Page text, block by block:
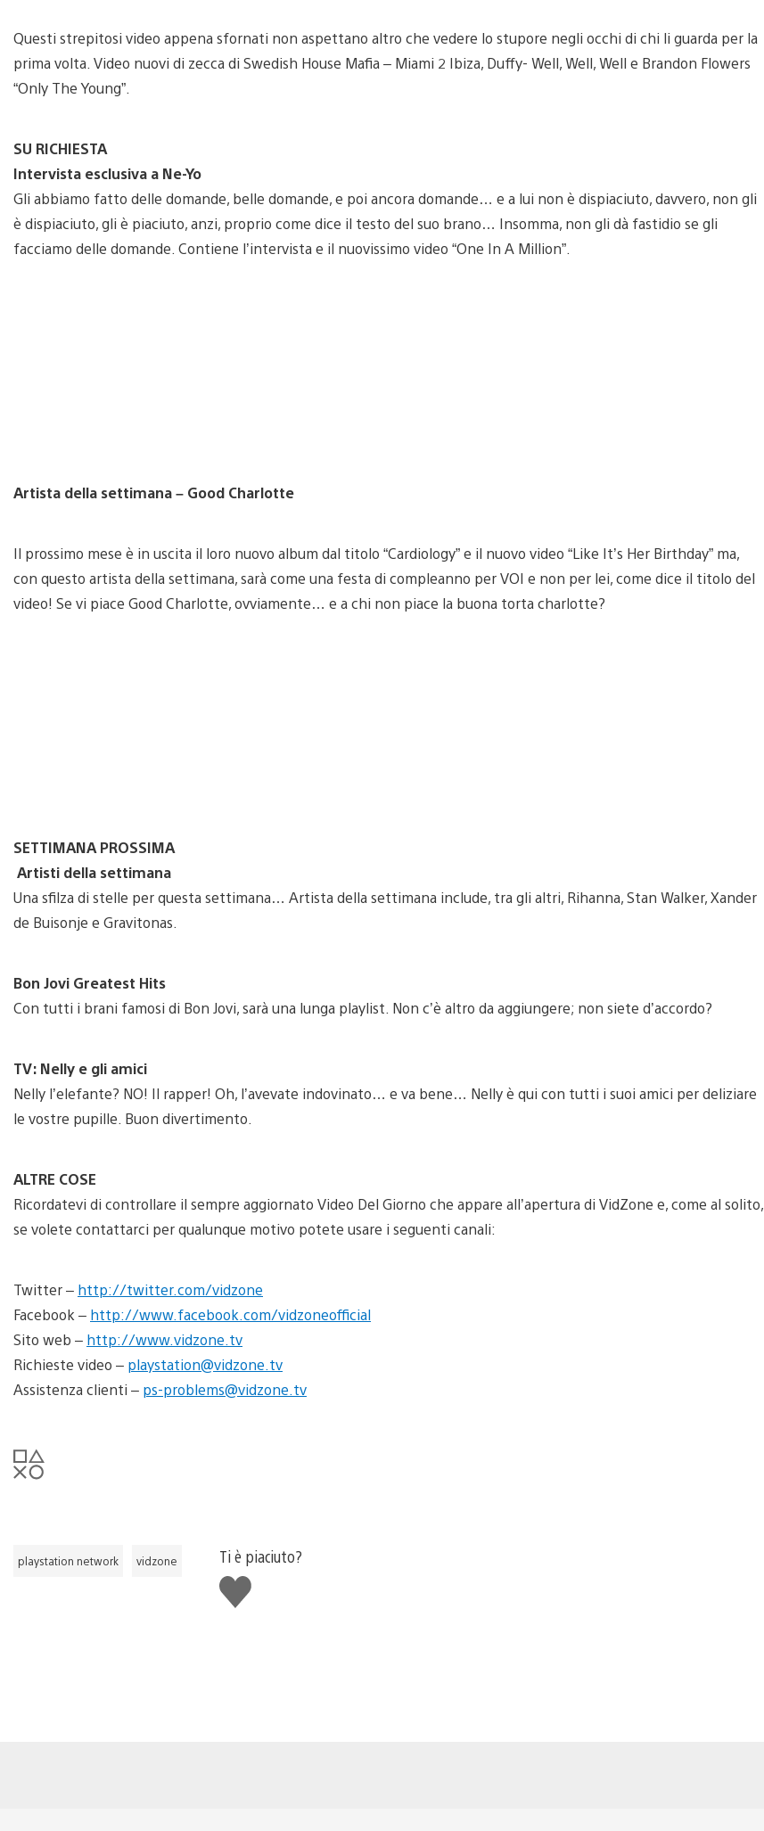
Questi strepitosi video appena sfornati non aspettano altro che vedere lo stupore negli occhi di chi li guarda per la
prima volta. Video nuovi di zecca di Swedish House Mafia – Miami 2 Ibiza, Duffy- Well, Well, Well e Brandon Flowers
“Only The Young”.
SU RICHIESTA
Intervista esclusiva a Ne-Yo
Gli abbiamo fatto delle domande, belle domande, e poi ancora domande… e a lui non è dispiaciuto, davvero, non gli
è dispiaciuto, gli è piaciuto, anzi, proprio come dice il testo del suo brano… Insomma, non gli dà fastidio se gli
facciamo delle domande. Contiene l’intervista e il nuovissimo video “One In A Million”.
Artista della settimana – Good Charlotte
Il prossimo mese è in uscita il loro nuovo album dal titolo “Cardiology” e il nuovo video “Like It’s Her Birthday” ma,
con questo artista della settimana, sarà come una festa di compleanno per VOI e non per lei, come dice il titolo del
video! Se vi piace Good Charlotte, ovviamente… e a chi non piace la buona torta charlotte?
SETTIMANA PROSSIMA
Artisti della settimana
Una sfilza di stelle per questa settimana… Artista della settimana include, tra gli altri, Rihanna, Stan Walker, Xander
de Buisonje e Gravitonas.
Bon Jovi Greatest Hits
Con tutti i brani famosi di Bon Jovi, sarà una lunga playlist. Non c’è altro da aggiungere; non siete d’accordo?
TV: Nelly e gli amici
Nelly l’elefante? NO! Il rapper! Oh, l’avevate indovinato… e va bene… Nelly è qui con tutti i suoi amici per deliziare
le vostre pupille. Buon divertimento.
ALTRE COSE
Ricordatevi di controllare il sempre aggiornato Video Del Giorno che appare all’apertura di VidZone e, come al solito,
se volete contattarci per qualunque motivo potete usare i seguenti canali:
Twitter – http://twitter.com/vidzone
Facebook – http://www.facebook.com/vidzoneofficial
Sito web – http://www.vidzone.tv
Richieste video – playstation@vidzone.tv
Assistenza clienti – ps-problems@vidzone.tv
playstation network vidzone
Ti è piaciuto?
Mi
piace